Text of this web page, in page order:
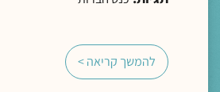
להמשך קריאה >